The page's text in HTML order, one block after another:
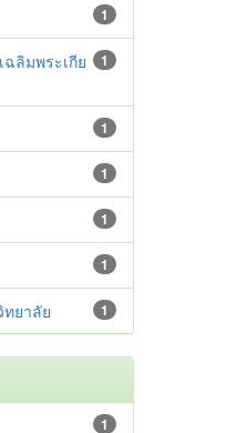
1
1
ลิมพระเกีย
1
1
1
1
1
ยาลัย
1